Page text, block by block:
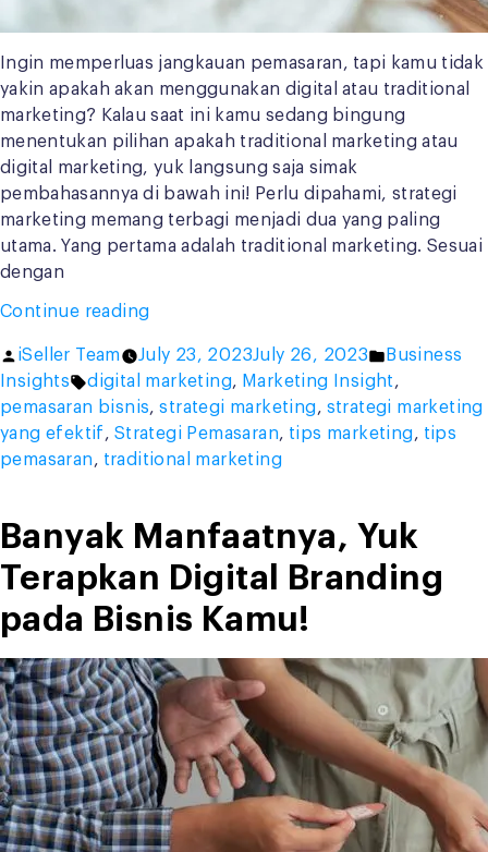
Ingin memperluas jangkauan pemasaran, tapi kamu tidak
yakin apakah akan menggunakan digital atau traditional
marketing? Kalau saat ini kamu sedang bingung
menentukan pilihan apakah traditional marketing atau
digital marketing, yuk langsung saja simak
pembahasannya di bawah ini! Perlu dipahami, strategi
marketing memang terbagi menjadi dua yang paling
utama. Yang pertama adalah traditional marketing. Sesuai
dengan
Continue reading“Digital
Traditional
Marketing,
Mana
yang
Lebih
Posted
by
iSeller Team July 23, 2023July 26, 2023
Posted
in
Business
Insights
Tags:
digital marketing, Marketing Insight,
pemasaran bisnis,strategi marketing, strategi marketing
yang efektif, Strategi Pemasaran, tips marketing, tips
pemasaran, traditional marketing
Banyak Manfaatnya, Yuk
Terapkan Digital Branding
pada Bisnis Kamu!